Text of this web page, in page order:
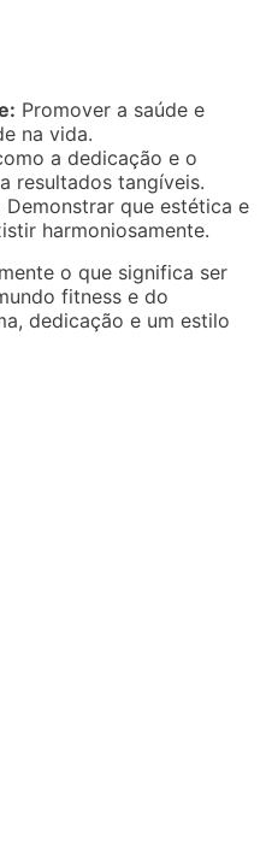
Promover a saúde e
na vida.
a dedicação e o
resultados tangíveis.
Demonstrar que estética e
harmoniosamente.
o que significa ser
fitness e do
dedicação e um estilo